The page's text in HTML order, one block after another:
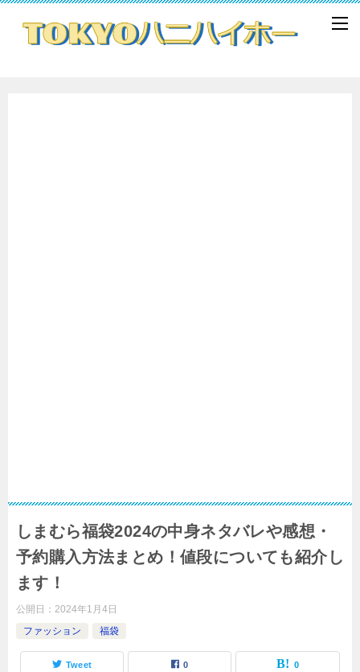
しまむら福袋2024の中身ネタバレや感想・
予約購入方法まとめ！値段についても紹介し
ます！
公開日： 2024年1月4日
ファッション
福袋
Tweet 0 0